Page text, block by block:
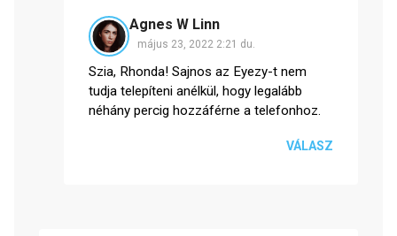
Agnes W Linn
május 23, 2022 2:21 du.
Szia, Rhonda! Sajnos az Eyezy-t nem
tudja telepíteni anélkül, hogy legalább
néhány percig hozzáférne a telefonhoz.
VÁLASZ